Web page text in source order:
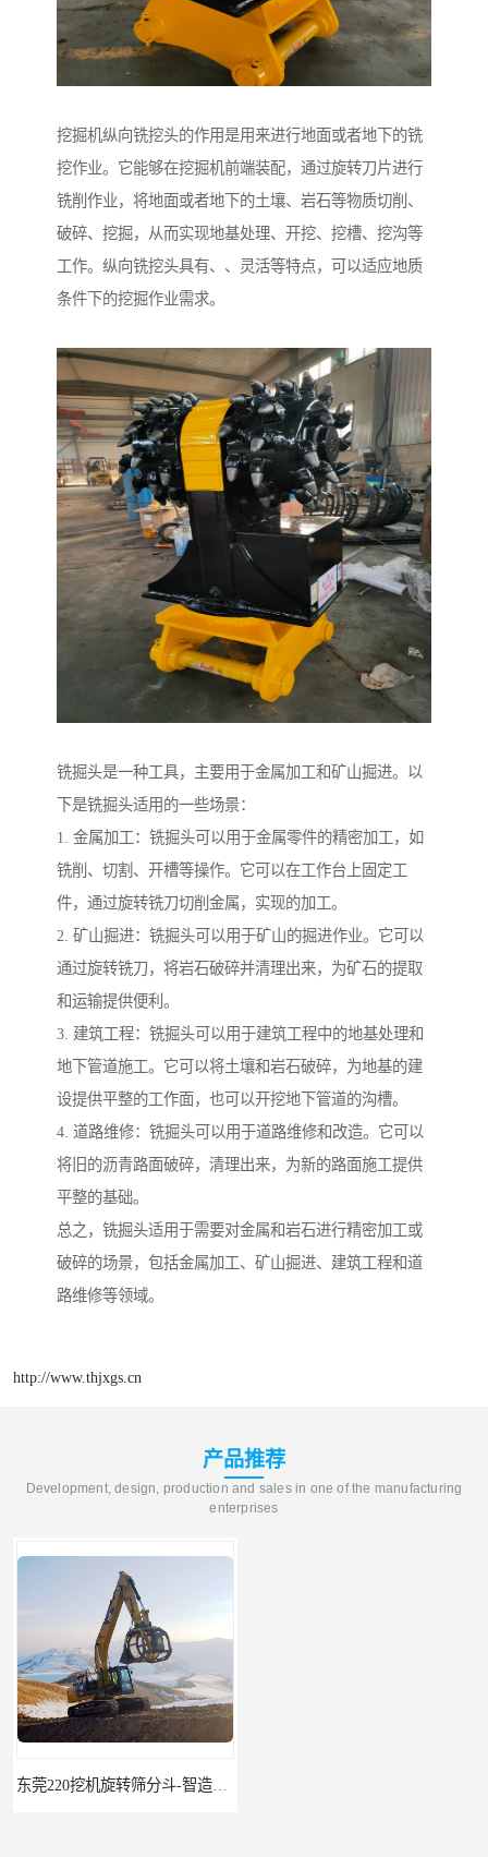
挖掘机纵向铣挖头的作用是用来进行地面或者地下的铣
挖作业。它能够在挖掘机前端装配，通过旋转刀片进行
铣削作业，将地面或者地下的土壤、岩石等物质切削、
破碎、挖掘，从而实现地基处理、开挖、挖槽、挖沟等
工作。纵向铣挖头具有、、灵活等特点，可以适应地质
条件下的挖掘作业需求。
铣掘头是一种工具，主要用于金属加工和矿山掘进。以
下是铣掘头适用的一些场景：
1. 金属加工：铣掘头可以用于金属零件的精密加工，如
铣削、切割、开槽等操作。它可以在工作台上固定工
件，通过旋转铣刀切削金属，实现的加工。
2. 矿山掘进：铣掘头可以用于矿山的掘进作业。它可以
通过旋转铣刀，将岩石破碎并清理出来，为矿石的提取
和运输提供便利。
3. 建筑工程：铣掘头可以用于建筑工程中的地基处理和
地下管道施工。它可以将土壤和岩石破碎，为地基的建
设提供平整的工作面，也可以开挖地下管道的沟槽。
4. 道路维修：铣掘头可以用于道路维修和改造。它可以
将旧的沥青路面破碎，清理出来，为新的路面施工提供
平整的基础。
总之，铣掘头适用于需要对金属和岩石进行精密加工或
破碎的场景，包括金属加工、矿山掘进、建筑工程和道
路维修等领域。
http://www.thjxgs.cn
产品推荐
Development, design, production and sales in one of the manufacturing
enterprises